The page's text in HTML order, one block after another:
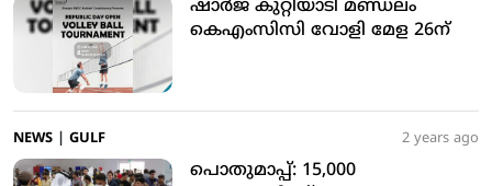
ഷാര്‍ജ കുറ്റിയാടി മണ്ഡലം
കെഎംസിസി വോളി മേള 26ന്
NEWS GULF 2 years ago
പൊതുമാപ്പ്: 15,000